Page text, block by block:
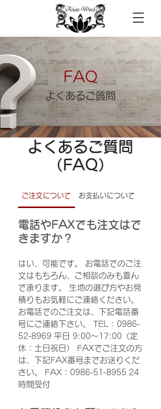
FAQ
よくあるご質問
よくあるご質問
（FAQ）
ご注文について お支払いについて
電話やFAXでも注文はで
きますか？
はい、可能です。 お電話でのご注
文はもちろん、ご相談のみも喜ん
で承ります。 生地の選び方やお見
積りもお気軽にご連絡ください。
お電話でのご注文は、下記電話番
号にご連絡下さい。 TEL：0986-
52-8969 平日 9:00～17:00（定
休：土日祝日） FAXでご注文の方
は、下記FAX番号までお送りくだ
さい。 FAX：0986-51-8955 24
時間受付